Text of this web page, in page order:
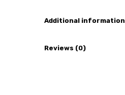
Additional information
Reviews (0)